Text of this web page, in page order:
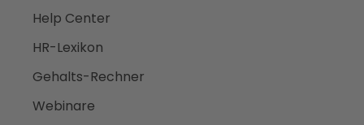
Help Center
HR-Lexikon
Gehalts-Rechner
Webinare